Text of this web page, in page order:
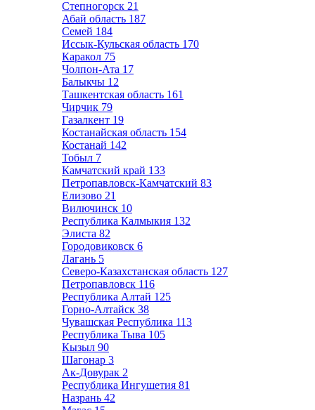
Степногорск 21
Абай область 187
Семей 184
Иссык-Кульская область 170
Каракол 75
Чолпон-Ата 17
Балыкчы 12
Ташкентская область 161
Чирчик 79
Газалкент 19
Костанайская область 154
Костанай 142
Тобыл 7
Камчатский край 133
Петропавловск-Камчатский 83
Елизово 21
Вилючинск 10
Республика Калмыкия 132
Элиста 82
Городовиковск 6
Лагань 5
Северо-Казахстанская область 127
Петропавловск 116
Республика Алтай 125
Горно-Алтайск 38
Чувашская Республика 113
Республика Тыва 105
Кызыл 90
Шагонар 3
Ак-Довурак 2
Республика Ингушетия 81
Назрань 42